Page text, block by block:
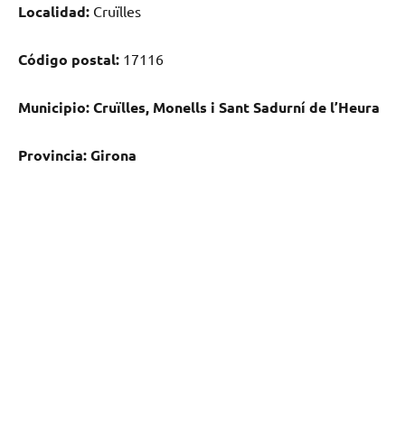
Localidad: Cruïlles
Código postal: 17116
Municipio:Cruïlles, Monells i Sant Sadurní dе l’Heura
Provincia:Girona